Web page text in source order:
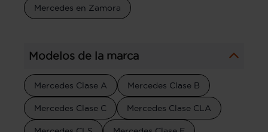
Mercedes en Zamora
Modelos de la marca
Mercedes Clase A Mercedes Clase B
Mercedes Clase C Mercedes Clase CLA